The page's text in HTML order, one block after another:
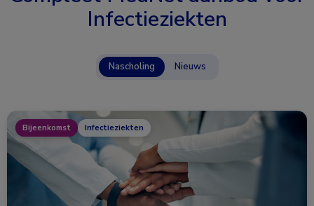
Infectieziekten
Nascholing Nieuws
Bijeenkomst Infectieziekten